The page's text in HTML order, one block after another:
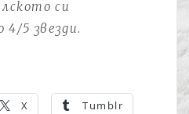
си
4/5 звезди.
X Tumblr